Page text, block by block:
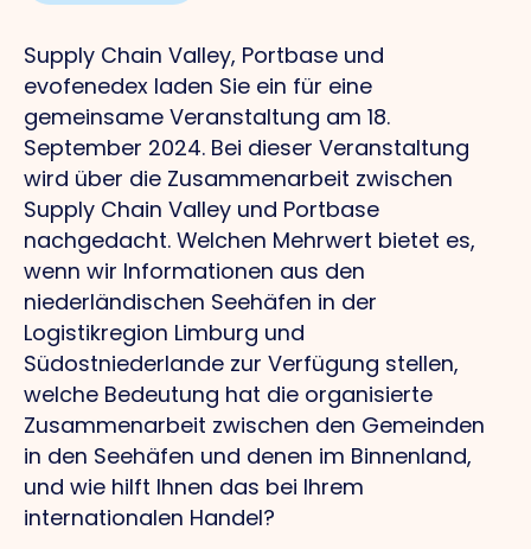
Supply Chain Valley, Portbase und
evofenedex laden Sie ein für eine
gemeinsame Veranstaltung am 18.
September 2024. Bei dieser Veranstaltung
wird über die Zusammenarbeit zwischen
Supply Chain Valley und Portbase
nachgedacht. Welchen Mehrwert bietet es,
wenn wir Informationen aus den
niederländischen Seehäfen in der
Logistikregion Limburg und
Südostniederlande zur Verfügung stellen,
welche Bedeutung hat die organisierte
Zusammenarbeit zwischen den Gemeinden
in den Seehäfen und denen im Binnenland,
und wie hilft Ihnen das bei Ihrem
internationalen Handel?